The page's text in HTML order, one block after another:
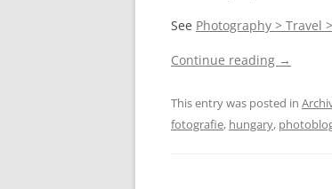
See Photography > Travel
Continue reading →
This entry was posted in
fotografie, hungary,